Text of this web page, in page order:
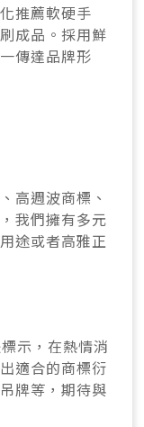
推薦軟硬手
成品。採用鮮
傳達品牌形
高週波商標、
我們擁有多元
途或者高雅正
示，在熱情消
適合的商標衍
牌等，期待與